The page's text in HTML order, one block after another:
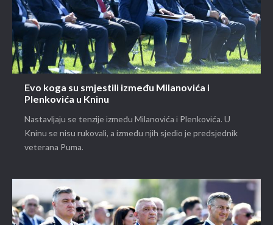
Evo koga su smjestili između Milanovića i
Plenkovića u Kninu
Nastavljaju se tenzije između Milanovića i Plenkovića. U
Kninu se nisu rukovali, a između njih sjedio je predsjednik
veterana Puma.